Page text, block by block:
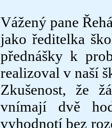
Vážený pane
jako ředitelka
přednášky k
realizoval v naší
Zkušenost, že
vnímají dvě
vyhodnotí bez